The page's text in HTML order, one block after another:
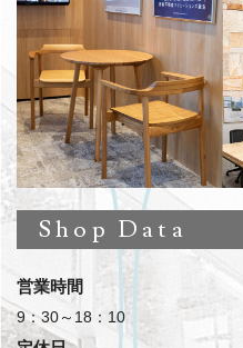
Shop Data
営業時間
9：30～18：10